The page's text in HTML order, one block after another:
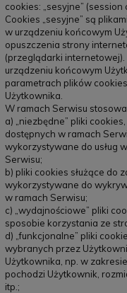
cookies: „sesyjne” (session
Cookies „sesyjne” są
w urządzeniu końcowym
opuszczenia strony
(przeglądarki internetowej).
urządzeniu końcowym
parametrach plików
Użytkownika.
W ramach Serwisu
a) „niezbędne” pliki
dostępnych w ramach
wykorzystywane do usług
Serwisu;
b) pliki cookies służące do
wykorzystywane do
w ramach Serwisu;
c) „wydajnościowe” pliki
sposobie korzystania ze
d) „funkcjonalne” pliki
wybranych przez
Użytkownika, np. w
pochodzi Użytkownik,
itp.;